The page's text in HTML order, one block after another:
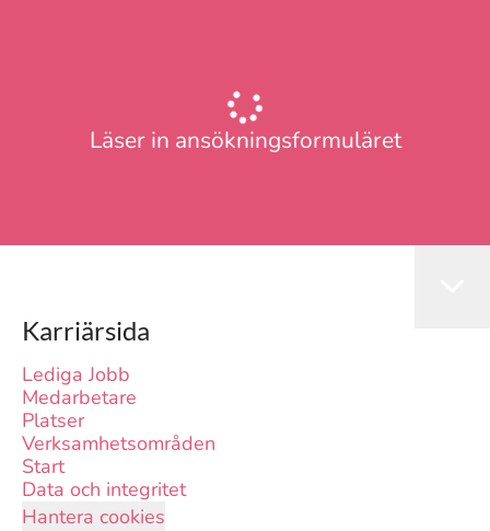
Läser in ansökningsformuläret
Karriärsida
Lediga Jobb
Medarbetare
Platser
Verksamhetsområden
Start
Data och integritet
Hantera cookies